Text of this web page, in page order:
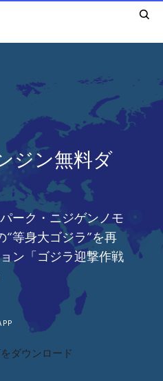
ジン無料ダ
ーク・ニジゲンノモ
“等身大ゴジラ”を再
ン「ゴジラ迎撃作戦
ダウンロード